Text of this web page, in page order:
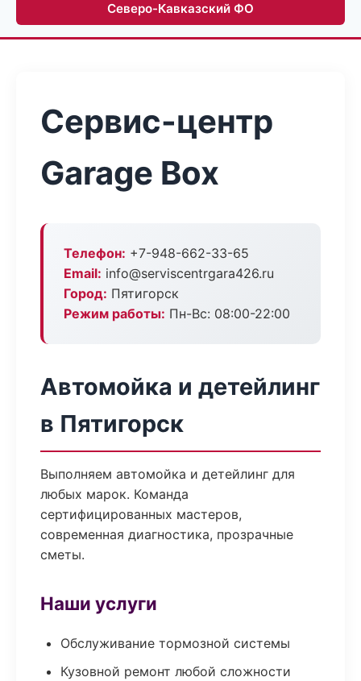
Северо-Кавказский ФО
Сервис-центр
Garage Box
Телефон: +7-948-662-33-65
Email: info@serviscentrgara426.ru
Город: Пятигорск
Режим работы: Пн-Вс: 08:00-22:00
Автомойка и детейлинг
в Пятигорск
Выполняем автомойка и детейлинг для
любых марок. Команда
сертифицированных мастеров,
современная диагностика, прозрачные
сметы.
Наши услуги
Обслуживание тормозной системы
Кузовной ремонт любой сложности